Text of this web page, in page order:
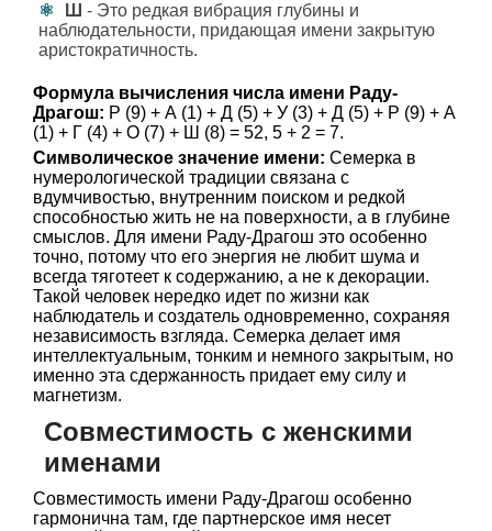
Ш - Это редкая вибрация глубины и
наблюдательности, придающая имени закрытую
аристократичность.
Формула вычисления числа имени Раду-
Драгош: Р (9) + А (1) + Д (5) + У (3) + Д (5) + Р (9) + А
(1) + Г (4) + О (7) + Ш (8) = 52, 5 + 2 = 7.
Символическое значение имени: Семерка в
нумерологической традиции связана с
вдумчивостью, внутренним поиском и редкой
способностью жить не на поверхности, а в глубине
смыслов. Для имени Раду-Драгош это особенно
точно, потому что его энергия не любит шума и
всегда тяготеет к содержанию, а не к декорации.
Такой человек нередко идет по жизни как
наблюдатель и создатель одновременно, сохраняя
независимость взгляда. Семерка делает имя
интеллектуальным, тонким и немного закрытым, но
именно эта сдержанность придает ему силу и
магнетизм.
Совместимость с женскими
именами
Совместимость имени Раду-Драгош особенно
гармонична там, где партнерское имя несет